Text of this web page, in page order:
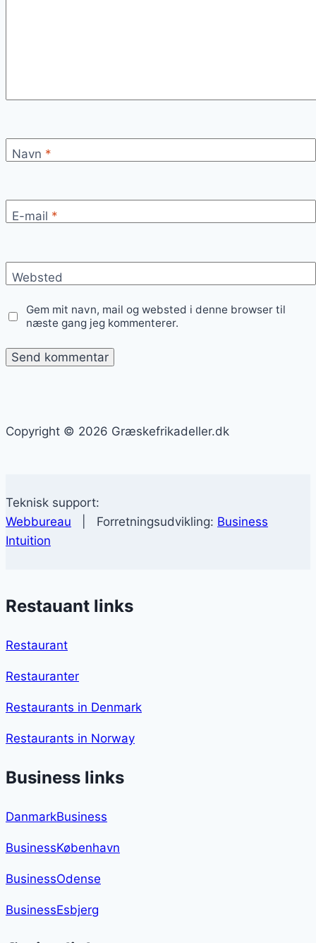
Navn *
E-mail *
Websted
Gem mit navn, mail og websted i denne browser til
næste gang jeg kommenterer.
Copyright © 2026 Græskefrikadeller.dk
Teknisk support:
Webbureau | Forretningsudvikling: Business
Intuition
Restauant links
Restaurant
Restauranter
Restaurants in Denmark
Restaurants in Norway
Business links
DanmarkBusiness
BusinessKøbenhavn
BusinessOdense
BusinessEsbjerg